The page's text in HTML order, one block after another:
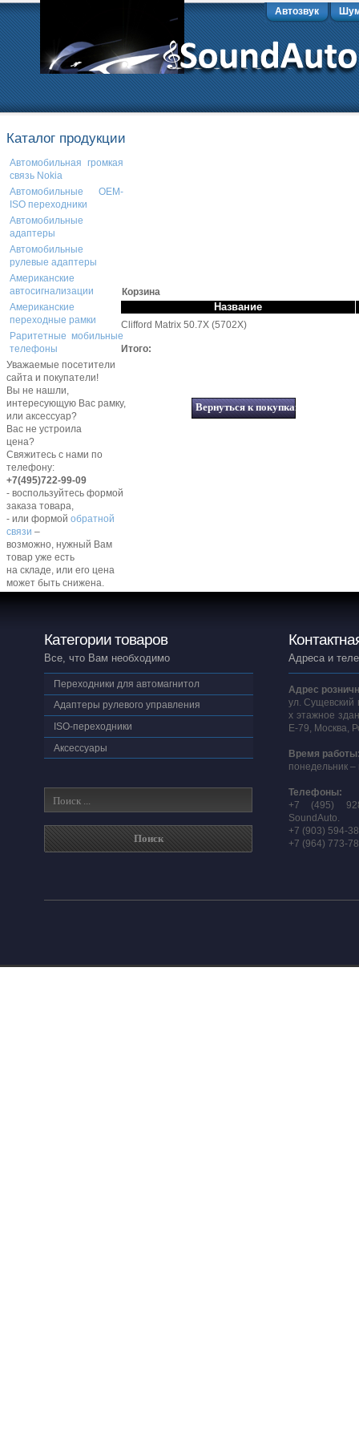
Автозвук
Каталог продукции
Автомобильная громкая
связь Nokia
Автомобильные OEM-
ISO переходники
Автомобильные
адаптеры
Автомобильные
рулевые адаптеры
Американские
автосигнализации
Американские
переходные рамки
Раритетные мобильные
телефоны
Уважаемые посетители
сайта и покупатели!
Вы не нашли,
интересующую Вас рамку,
или аксессуар?
Вас не устроила
цена?
Свяжитесь с нами по
телефону:
+7(495)722-99-09
- воспользуйтесь формой
заказа товара,
- или формой обратной
связи –
возможно, нужный Вам
товар уже есть
на складе, или его цена
может быть снижена.
Корзина
Название
Clifford Matrix 50.7X (5702X)
Итого:
Категории товаров
Все, что Вам необходимо
Переходники для автомагнитол
Адаптеры рулевого управления
ISO-переходники
Аксессуары
Адреса и
Адрес
ул. Сущевский
х этажное
E-79, Москва,
Время
понедельник –
Телефоны:
+7 (495)
SoundAuto.
+7 (903) 594-
+7 (964) 773-